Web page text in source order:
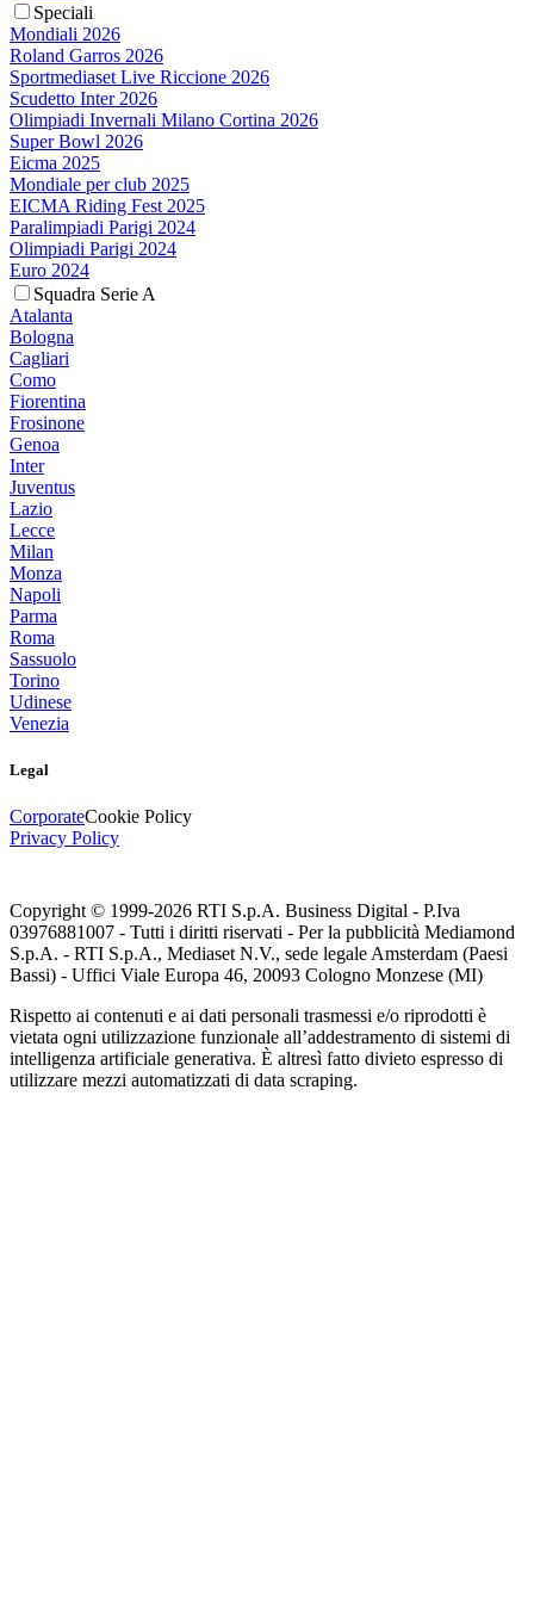
Speciali
Mondiali 2026
Roland Garros 2026
Sportmediaset Live Riccione 2026
Scudetto Inter 2026
Olimpiadi Invernali Milano Cortina 2026
Super Bowl 2026
Eicma 2025
Mondiale per club 2025
EICMA Riding Fest 2025
Paralimpiadi Parigi 2024
Olimpiadi Parigi 2024
Euro 2024
Squadra Serie A
Atalanta
Bologna
Cagliari
Como
Fiorentina
Frosinone
Genoa
Inter
Juventus
Lazio
Lecce
Milan
Monza
Napoli
Parma
Roma
Sassuolo
Torino
Udinese
Venezia
Legal
CorporateCookie Policy
Privacy Policy
Copyright © 1999-2026 RTI S.p.A. Business Digital - P.Iva
03976881007 - Tutti i diritti riservati - Per la pubblicità Mediamond
S.p.A. - RTI S.p.A., Mediaset N.V., sede legale Amsterdam (Paesi
Bassi) - Uffici Viale Europa 46, 20093 Cologno Monzese (MI)
Rispetto ai contenuti e ai dati personali trasmessi e/o riprodotti è
vietata ogni utilizzazione funzionale all’addestramento di sistemi di
intelligenza artificiale generativa. È altresì fatto divieto espresso di
utilizzare mezzi automatizzati di data scraping.